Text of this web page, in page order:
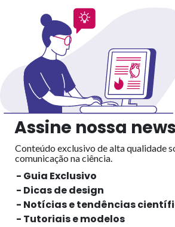
Assine nossa
Conteúdo exclusivo de alta qualidade
comunicação na ciência.
- Guia Exclusivo
- Dicas de design
- Notícias e tendências
- Tutoriais e modelos